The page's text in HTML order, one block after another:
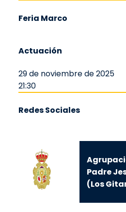
Feria Marco
Actuación
29 de noviembre de 2025
21:30
Redes Sociales
Padre
(Los